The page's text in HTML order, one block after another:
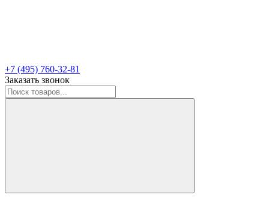
+7 (495) 760-32-81
Заказать звонок